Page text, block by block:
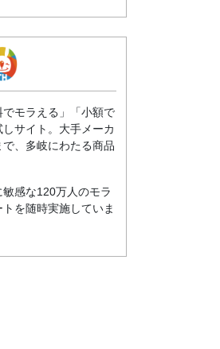
モラえる」「小額で
サイト。大手メーカ
、多岐にわたる商品
感な120万人のモラ
を随時実施していま